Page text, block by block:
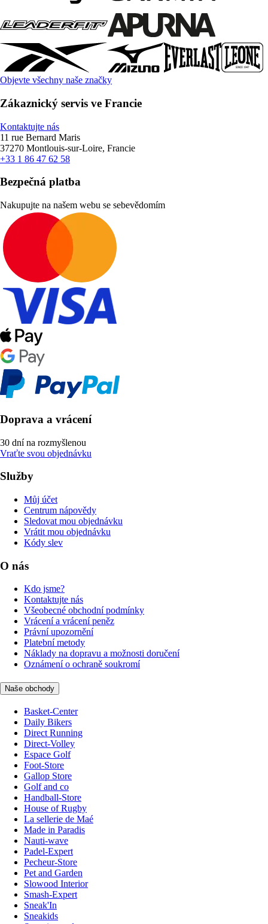
Objevte všechny naše značky
Zákaznický servis ve Francie
Kontaktujte nás
11 rue Bernard Maris
37270 Montlouis-sur-Loire, Francie
+33 1 86 47 62 58
Bezpečná platba
Nakupujte na našem webu se sebevědomím
Doprava a vrácení
30 dní na rozmyšlenou
Vraťte svou objednávku
Služby
Můj účet
Centrum nápovědy
Sledovat mou objednávku
Vrátit mou objednávku
Kódy slev
O nás
Kdo jsme?
Kontaktujte nás
Všeobecné obchodní podmínky
Vrácení a vrácení peněz
Právní upozornění
Platební metody
Náklady na dopravu a možnosti doručení
Oznámení o ochraně soukromí
Naše obchody
Basket-Center
Daily Bikers
Direct Running
Direct-Volley
Espace Golf
Foot-Store
Gallop Store
Golf and co
Handball-Store
House of Rugby
La sellerie de Maé
Made in Paradis
Nauti-wave
Padel-Expert
Pecheur-Store
Pet and Garden
Slowood Interior
Smash-Expert
Sneak'In
Sneakids